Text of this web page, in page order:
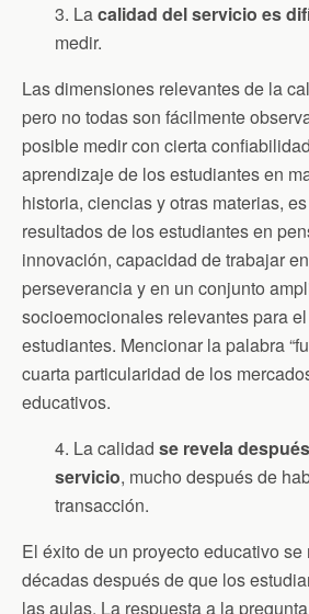
3. Lacalidad del servicio es
medir.
Las dimensiones relevantes de la
pero no todas son fácilmente
posible medir con cierta
aprendizaje de los estudiantes en
historia, ciencias y otras materias,
resultados de los estudiantes en
innovación, capacidad de trabajar
perseverancia y en un conjunto
socioemocionales relevantes para
estudiantes. Mencionar la palabra
cuarta particularidad de los
educativos.
4. La calidad se revela
servicio, mucho después de
transacción.
El éxito de un proyecto educativo
décadas después de que los
las aulas. La respuesta a la